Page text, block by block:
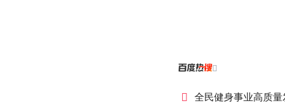

 全民健身事业高质量